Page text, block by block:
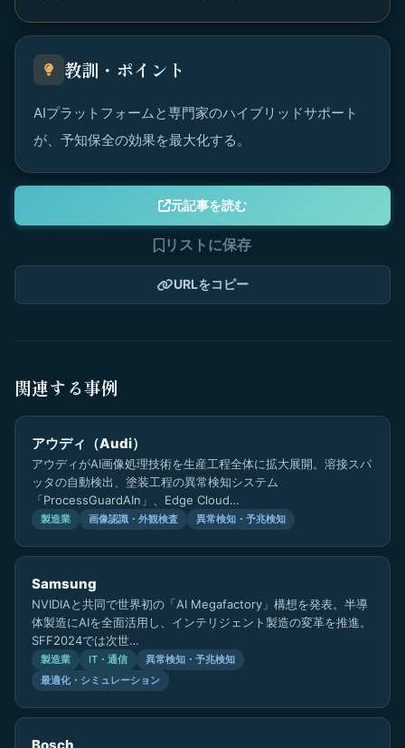
教訓・ポイント
AIプラットフォームと専門家のハイブリッドサポート
が、予知保全の効果を最大化する。
元記事を読む
リストに保存
URLをコピー
関連する事例
アウディ（Audi）
アウディがAI画像処理技術を生産工程全体に拡大展開。溶接スパ
ッタの自動検出、塗装工程の異常検知システム
「ProcessGuardAIn」、Edge Cloud…
製造業 画像認識・外観検査 異常検知・予兆検知
Samsung
NVIDIAと共同で世界初の「AI Megafactory」構想を発表。半導
体製造にAIを全面活用し、インテリジェント製造の変革を推進。
SFF2024では次世…
製造業 IT・通信
異常検知・予兆検知
最適化・シミュレーション